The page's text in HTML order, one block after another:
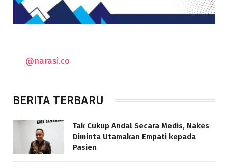
@narasi.co
BERITA TERBARU
Tak Cukup Andal Secara Medis, Nakes
Diminta Utamakan Empati kepada
Pasien